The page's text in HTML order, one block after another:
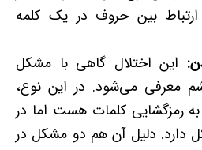
بین حروف در یک کلمه
: این اختلال گاهی با مشکل
معرفی می‌شود. در این نوع،
رمزگشایی کلمات هست اما در
دارد. دلیل آن هم دو مشکل در